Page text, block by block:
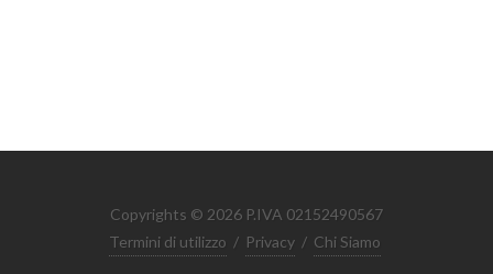
Copyrights © 2026 P.IVA 02152490567
Termini di utilizzo / Privacy / Chi Siamo